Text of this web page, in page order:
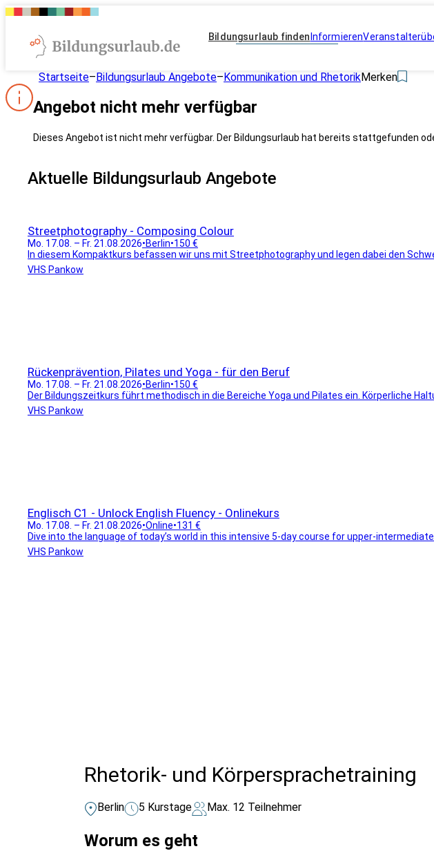
Bildungsurlaub finden Informieren
Startseite–Bildungsurlaub Angebote–Kommunikation und RhetorikMerken
Angebot nicht mehr verfügbar
Dieses Angebot ist nicht mehr verfügbar. Der Bildungsurlaub hat bereits stattgefunden
Aktuelle Bildungsurlaub Angebote
Streetphotography - Composing Colour
Mo. 17.08. – Fr. 21.08.2026•Berlin•150 €
In diesem Kompaktkurs befassen wir uns mit Streetphotography und legen dabei den
VHS Pankow
Rückenprävention, Pilates und Yoga - für den Beruf
Mo. 17.08. – Fr. 21.08.2026•Berlin•150 €
Der Bildungszeitkurs führt methodisch in die Bereiche Yoga und Pilates ein. Körperliche
VHS Pankow
Englisch C1 - Unlock English Fluency - Onlinekurs
Mo. 17.08. – Fr. 21.08.2026•Online•131 €
Dive into the language of today’s world in this intensive 5-day course for upper-intermediate
VHS Pankow
Rhetorik- und Körpersprachetraining
Berlin 5 Kurstage Max. 12 Teilnehmer
Worum es geht